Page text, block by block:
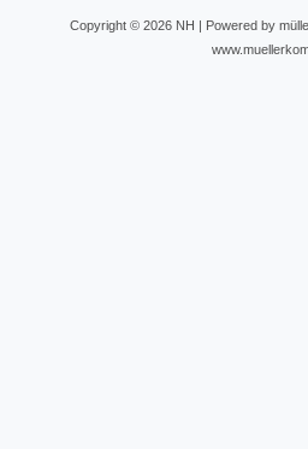
Copyright © 2026 NH | Powered by